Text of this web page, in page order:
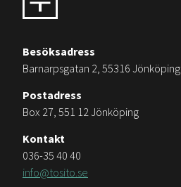
Besöksadress
Barnarpsgatan 2, 55316 Jönköping
Postadress
Box 27, 551 12 Jönköping
Kontakt
036-35 40 40
info@tosito.se